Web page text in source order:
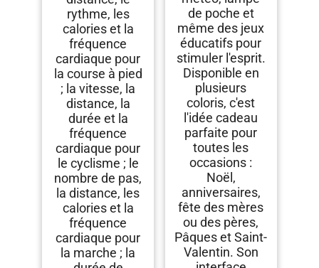
rythme, les
calories et la
fréquence
cardiaque pour
la course à pied
; la vitesse, la
distance, la
durée et la
fréquence
cardiaque pour
le cyclisme ; le
nombre de pas,
la distance, les
calories et la
fréquence
cardiaque pour
la marche ; la
de poche et
même des jeux
éducatifs pour
stimuler l'esprit.
Disponible en
plusieurs
coloris, c'est
l'idée cadeau
parfaite pour
toutes les
occasions :
Noël,
anniversaires,
fête des mères
ou des pères,
Pâques et Saint-
Valentin. Son